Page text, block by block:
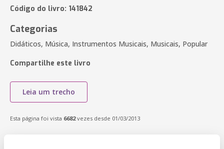
Código do livro: 141842
Categorias
Didáticos, Música, Instrumentos Musicais, Musicais, Popular
Compartilhe este livro
Leia um trecho
Esta página foi vista 6682vezes desde 01/03/2013